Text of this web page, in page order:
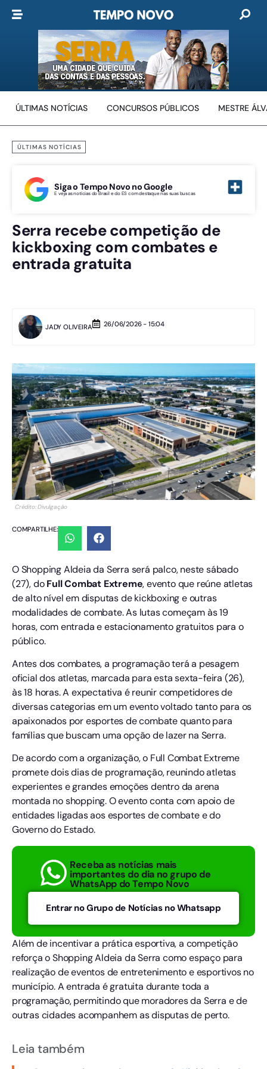
ÚLTIMAS NOTÍCIAS CONCURSOS PÚBLICOS MESTRE
ÚLTIMAS NOTÍCIAS
Siga o Tempo Novo no Google
E veja as notícias do Brasil e do ES com destaque nas suas buscas
Serra recebe competição de
kickboxing com combates e
entrada gratuita
JADY OLIVEIRA 26/06/2026 - 15:04
Crédito: Divulgação
COMPARTILHE:
O Shopping Aldeia da Serra será palco, neste sábado
(27), doFull Combat Extreme, evento que reúne atletas
de alto nível em disputas de kickboxing e outras
modalidades de combate. As lutas começam às 19
horas, com entrada e estacionamento gratuitos para o
público.
Antes dos combates, a programação terá a pesagem
oficial dos atletas, marcada para esta sexta-feira (26),
às 18 horas. A expectativa é reunir competidores de
diversas categorias em um evento voltado tanto para os
apaixonados por esportes de combate quanto para
famílias que buscam uma opção de lazer na Serra.
De acordo com a organização, o Full Combat Extreme
promete dois dias de programação, reunindo atletas
experientes e grandes emoções dentro da arena
montada no shopping. O evento conta com apoio de
entidades ligadas aos esportes de combate e do
Governo do Estado.
Receba as notícias mais
importantes do dia no grupo de
WhatsApp do Tempo Novo
Entrar no Grupo de Notícias no Whatsapp
Além de incentivar a prática esportiva, a competição
reforça o Shopping Aldeia da Serra como espaço para
realização de eventos de entretenimento e esportivos no
município. A entrada é gratuita durante toda a
programação, permitindo que moradores da Serra e de
outras cidades acompanhem as disputas de perto.
Leia também